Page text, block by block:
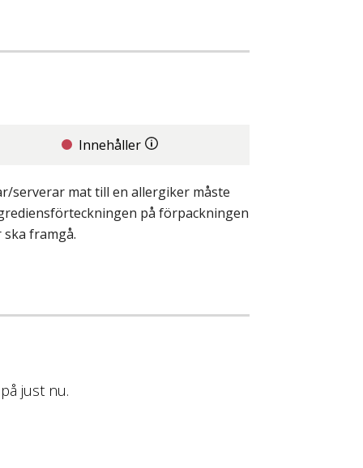
Innehåller
serverar mat till en allergiker måste
på förpackningen
framgå.
just nu.